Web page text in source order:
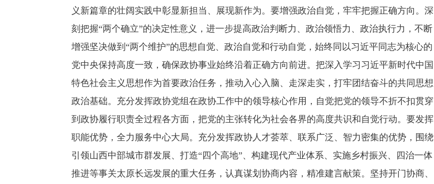
义新篇章的壮阔实践中彰显新担当、展现新作为。要增强政治自觉，牢牢把握正确方向。深
刻把握“两个确立”的决定性意义，进一步提高政治判断力、政治领悟力、政治执行力，不断
增强坚决做到“两个维护”的思想自觉、政治自觉和行动自觉，始终同以习近平同志为核心的
党中央保持高度一致，确保政协事业始终沿着正确方向前进。把深入学习习近平新时代中国
特色社会主义思想作为首要政治任务，推动入心入脑、走深走实，打牢团结奋斗的共同思想
政治基础。充分发挥政协党组在政协工作中的领导核心作用，自觉把党的领导不折不扣贯穿
到政协履行职责全过程各方面，把党的主张转化为社会各界的高度共识和自觉行动。要发挥
职能优势，全力服务中心大局。充分发挥政协人才荟萃、联系广泛、智力密集的优势，围绕
引领山西中部城市群发展、打造“四个高地”、构建现代产业体系、实施乡村振兴、四治一体
推进等事关太原长远发展的重大任务，认真谋划协商内容，精准建言献策。坚持开门协商、